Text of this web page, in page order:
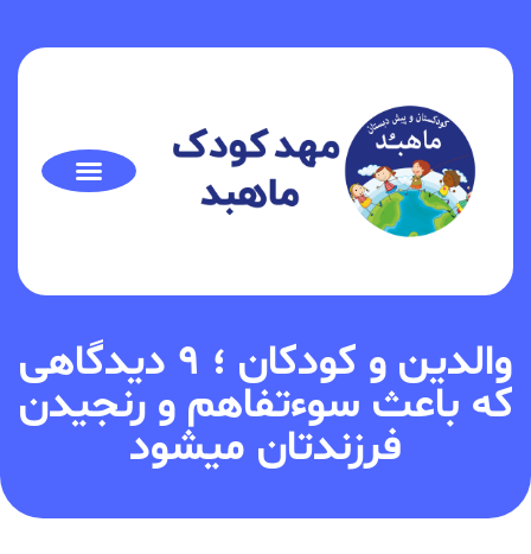
والدین و کودکان ؛ ۹ دیدگاهی
که باعث سوءتفاهم و رنجیدن
فرزندتان میشود